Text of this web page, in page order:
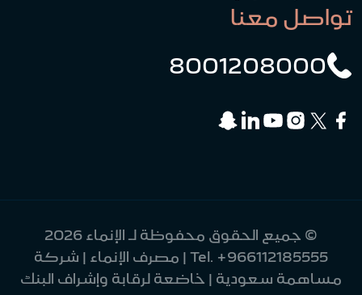
تواصل معنا
8001208000
© جميع الحقوق محفوظة لـ الإنماء 2026
Tel. +966112185555
| مصرف الإنماء | شركة
مساهمة سعودية | خاضعة لرقابة وإشراف البنك